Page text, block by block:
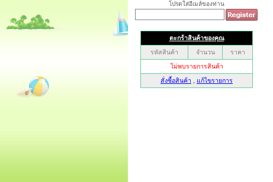
โปรดใส่อีเมล์ของท่าน